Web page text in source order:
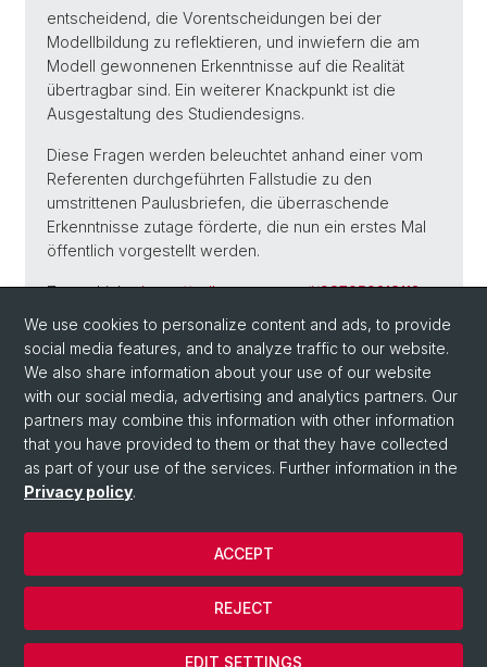
entscheidend, die Vorentscheidungen bei der
Modellbildung zu reflektieren, und inwiefern die am
Modell gewonnenen Erkenntnisse auf die Realität
übertragbar sind. Ein weiterer Knackpunkt ist die
Ausgestaltung des Studiendesigns.
Diese Fragen werden beleuchtet anhand einer vom
Referenten durchgeführten Fallstudie zu den
umstrittenen Paulusbriefen, die überraschende
Erkenntnisse zutage förderte, die nun ein erstes Mal
öffentlich vorgestellt werden.
Zoom-Link: https://unibas.zoom.us/j/98795921811?
pwd=Y3hXblZQbnpqTjM3aGVHODRCNXJzUT09
Meeting-ID: 987 9592 1811
Kenncode: 885390
Back
© Université de Bâle
We use cookies to personalize content and ads, to provide
social media features, and to analyze traffic to our website.
We also share information about your use of our website
with our social media, advertising and analytics partners. Our
partners may combine this information with other information
that you have provided to them or that they have collected
as part of your use of the services. Further information in the
Privacy policy.
EDIT SETTINGS
REJECT
ACCEPT